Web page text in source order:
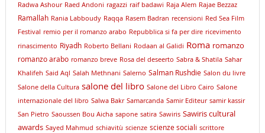
Radwa Ashour Raed Andoni ragazzi raif badawi Raja Alem Rajae Bezzaz
Ramallah Rania Labboudy Raqqa Rasem Badran recensioni Red Sea Film
Festival remio per il romanzo arabo Repubblica si fa per dire ricevimento
rinascimento Riyadh Roberto Bellani Rodaan al Galidi Roma romanzo
romanzo arabo romanzo breve Rosa del deseerto Sabra & Shatila Sahar
Khalifeh Said Aql Salah Methnani Salerno Salman Rushdie Salon du livre
Salone della Cultura salone del libro Salone del Libro Cairo Salone
internazionale del libro Salwa Bakr Samarcanda Samir Editeur samir kassir
San Pietro Saoussen Bou Aicha sapone satira Sawiris Sawiris cultural
awards Sayed Mahmud schiavitù scienze scienze sociali scrittore